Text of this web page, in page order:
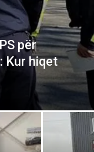
për
Kur hiqet